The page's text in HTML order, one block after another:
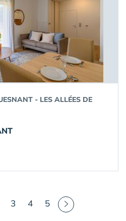
- LES ALLÉES DE
3 4 5